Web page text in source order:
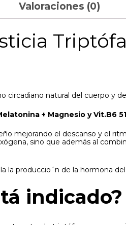
Valoraciones (0)
circadiano natural del cuerpo y
+ Magnesio y Vit.B6
mejorando el descanso y el
sino que además al
la produccio´n de la hormona
indicado?